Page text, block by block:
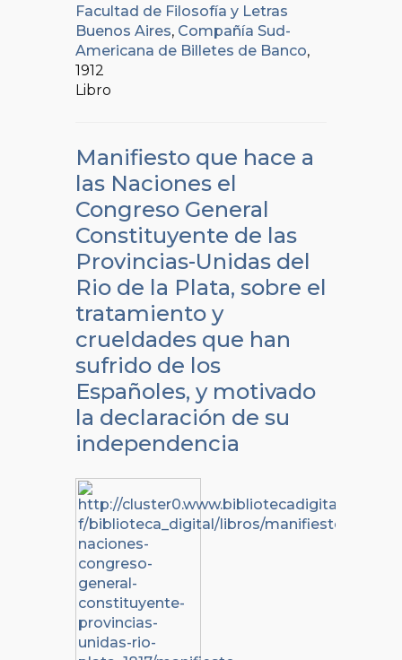
Facultad de Filosofía y Letras
Buenos Aires, Compañía Sud-
Americana de Billetes de Banco,
1912
Libro
Manifiesto que hace a
las Naciones el
Congreso General
Constituyente de las
Provincias-Unidas del
Rio de la Plata, sobre el
tratamiento y
crueldades que han
sufrido de los
Españoles, y motivado
la declaración de su
independencia